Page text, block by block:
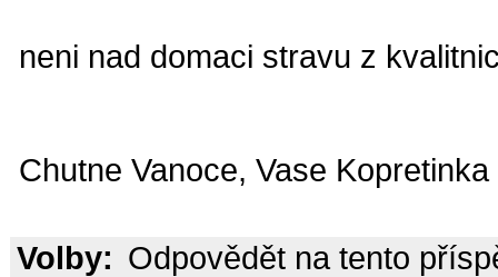
neni nad domaci stravu z
Chutne Vanoce, Vase Kopretinka
Volby: Odpovědět na tento